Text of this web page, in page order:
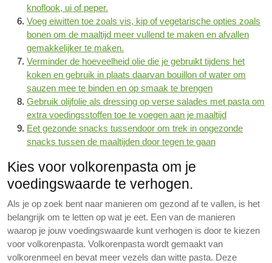
knoflook, ui of peper.
Voeg eiwitten toe zoals vis, kip of vegetarische opties zoals
bonen om de maaltijd meer vullend te maken en afvallen
gemakkelijker te maken.
Verminder de hoeveelheid olie die je gebruikt tijdens het
koken en gebruik in plaats daarvan bouillon of water om
sauzen mee te binden en op smaak te brengen
Gebruik olijfolie als dressing op verse salades met pasta om
extra voedingsstoffen toe te voegen aan je maaltijd
Eet gezonde snacks tussendoor om trek in ongezonde
snacks tussen de maaltijden door tegen te gaan
Kies voor volkorenpasta om je
voedingswaarde te verhogen.
Als je op zoek bent naar manieren om gezond af te vallen, is het
belangrijk om te letten op wat je eet. Een van de manieren
waarop je jouw voedingswaarde kunt verhogen is door te kiezen
voor volkorenpasta. Volkorenpasta wordt gemaakt van
volkorenmeel en bevat meer vezels dan witte pasta. Deze